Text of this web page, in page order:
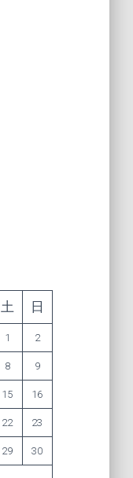
土 日
1 2
8 9
15 16
22 23
29 30